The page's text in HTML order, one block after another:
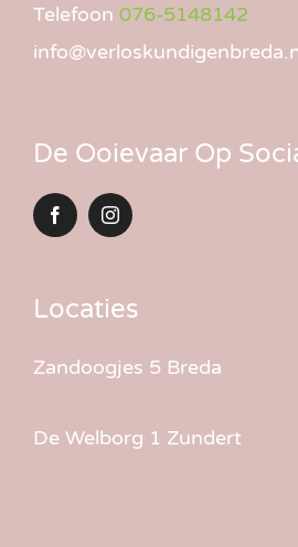
Telefoon 076-5148142
De Ooievaar Op
Locaties
Zandoogjes 5 Breda
De Welborg 1 Zundert